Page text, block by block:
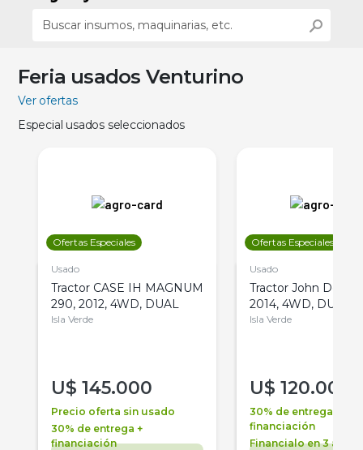
Feria usados Venturino
Ver ofertas
Especial usados seleccionados
Ofertas Especiales
Usado
Tractor CASE IH MAGNUM
290, 2012, 4WD, DUAL
Isla Verde
U$ 145.000
Precio oferta sin usado
30% de entrega +
financiación
Ofertas Especiales
Usado
Tractor John Deere
2014, 4WD, DUAL
Isla Verde
U$ 120.000
30% de entrega +
financiación
Financialo en 3 años